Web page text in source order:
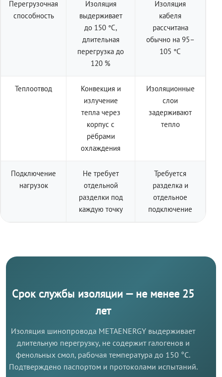
Перегрузочная
способность
Изоляция
выдерживает
до 150 °C,
длительная
перегрузка до
120 %
Изоляция
кабеля
рассчитана
обычно на 95–
105 °C
Теплоотвод
Конвекция и
излучение
тепла через
корпус с
рёбрами
охлаждения
Изоляционные
слои
задерживают
тепло
Подключение
нагрузок
Не требует
отдельной
разделки под
каждую точку
Требуется
разделка и
отдельное
подключение
Срок службы изоляции — не менее 25
лет
Изоляция шинопровода METAENERGY выдерживает
длительную перегрузку, не содержит галогенов и
фенольных смол, рабочая температура до 150 °C.
Подтверждено паспортом и протоколами испытаний.